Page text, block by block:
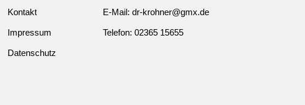
Kontakt
Impressum
Datenschutz
E-Mail: dr-krohner@gmx.de
Telefon: 02365 15655